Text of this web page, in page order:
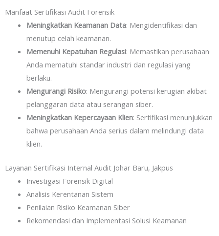
Manfaat Sertifikasi Audit Forensik
Meningkatkan Keamanan Data: Mengidentifikasi dan
menutup celah keamanan.
Memenuhi Kepatuhan Regulasi: Memastikan perusahaan
Anda mematuhi standar industri dan regulasi yang
berlaku.
Mengurangi Risiko: Mengurangi potensi kerugian akibat
pelanggaran data atau serangan siber.
Meningkatkan Kepercayaan Klien: Sertifikasi menunjukkan
bahwa perusahaan Anda serius dalam melindungi data
klien.
Layanan Sertifikasi Internal Audit Johar Baru, Jakpus
Investigasi Forensik Digital
Analisis Kerentanan Sistem
Penilaian Risiko Keamanan Siber
Rekomendasi dan Implementasi Solusi Keamanan